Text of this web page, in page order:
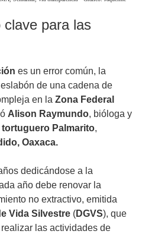
para las
es un error común, la
de una cadena de
en la Zona Federal
Alison Raymundo, bióloga y
Palmarito,
Oaxaca.
dedicándose a la
año debe renovar la
no extractivo, emitida
Vida Silvestre (DGVS), que
las actividades de